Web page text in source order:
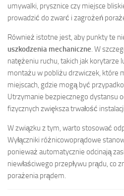
umywalki, prysznice czy miejsce
prowadzić do zwarć i zagrożeń
Również istotne jest, aby punkty te
uszkodzenia mechaniczne. W
natężeniu ruchu, takich jak korytarze
montażu w pobliżu drzwiczek, które
miejscach, gdzie mogą być
Utrzymanie bezpiecznego dystansu
fizycznych zwiększa trwałość
W związku z tym, warto stosować
Wyłączniki różnicowoprądowe
ponieważ automatycznie odcinają
niewłaściwego przepływu prądu, co
porażenia prądem.